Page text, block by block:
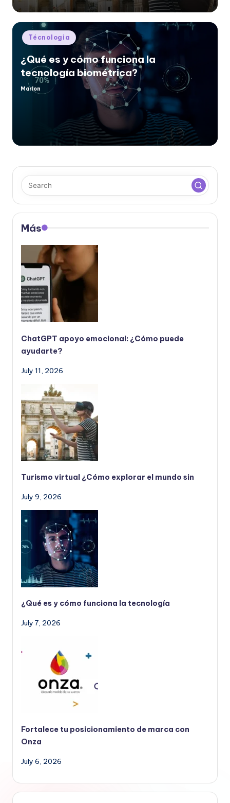
Posted
in
Técnologia
¿Qué es y cómo funciona la
tecnología biométrica?
Posted
Marlon
Más
ChatGPT apoyo emocional: ¿Cómo puede
ayudarte?
July 11, 2026
Turismo virtual ¿Cómo explorar el mundo sin
July 9, 2026
¿Qué es y cómo funciona la tecnología
July 7, 2026
Fortalece tu posicionamiento de marca con
Onza
July 6, 2026